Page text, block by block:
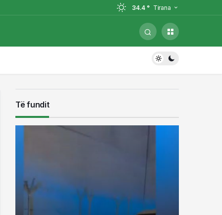
34.4 ° Tirana
Të fundit